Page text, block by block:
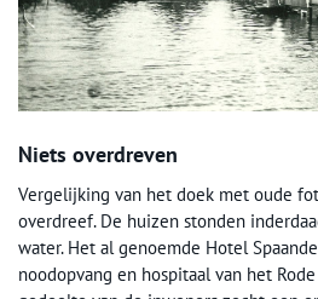
Niets overdreven
Vergelijking van het doek met oude
overdreef. De huizen stonden
water. Het al genoemde Hotel
noodopvang en hospitaal van het